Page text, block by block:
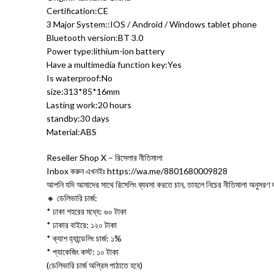
Certification:CE
3 Major System::IOS / Android / Windows tablet phone
Bluetooth version:BT 3.0
Power type:lithium-ion battery
Have a multimedia function key:Yes
Is waterproof:No
size:313*85*16mm
Lasting work:20 hours
standby:30 days
Material:ABS
Reseller Shop X – রিসেলার নীতিমালা
Inbox করুন এখনইঃ https://wa.me/8801680009828
আপনি যদি আমাদের সাথে রিসেলিং ব্যবসা করতে চান, তাহলে নিচের নীতিমালা
🔸 ডেলিভারি চার্জ:
* ঢাকা শহরের মধ্যে: ৬০ টাকা
* ঢাকার বাইরে: ১২০ টাকা
* ক্যাশ হ্যান্ডেলিং চার্জ: ১%
* প্যাকেজিং কস্ট: ১০ টাকা
(ডেলিভারি চার্জ অগ্রিম পাঠাতে হবে)